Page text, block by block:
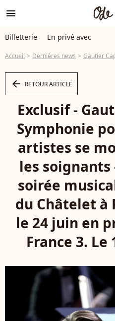
menu
Billetterie En privé avec
Accueil Dernières news Gautier Capuçon
arrow_left RETOUR ARTICLE
Exclusif -
Symphonie
artistes se
les soignants
soirée
du Châtelet à
le 24 juin en
France 3. Le